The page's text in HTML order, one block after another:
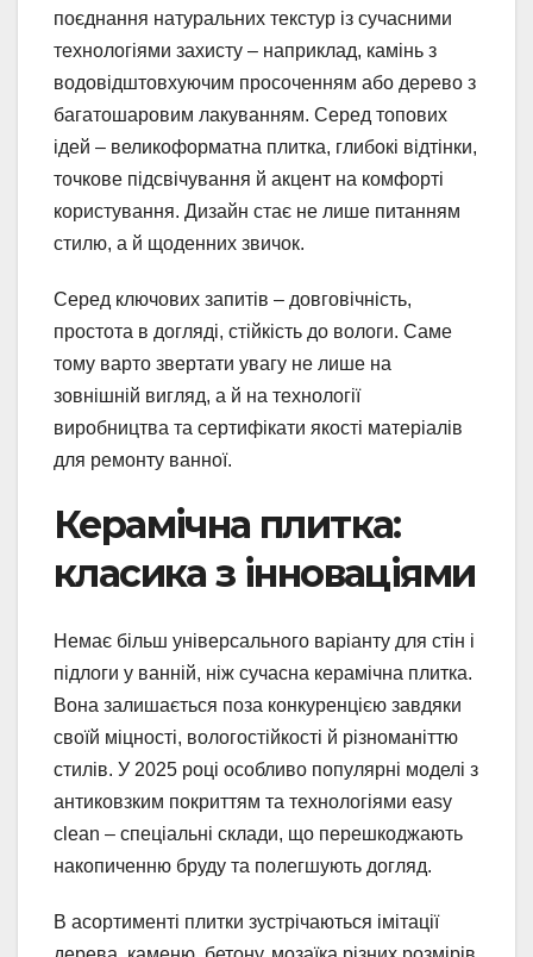
поєднання натуральних текстур із сучасними
технологіями захисту – наприклад, камінь з
водовідштовхуючим просоченням або дерево з
багатошаровим лакуванням. Серед топових
ідей – великоформатна плитка, глибокі відтінки,
точкове підсвічування й акцент на комфорті
користування. Дизайн стає не лише питанням
стилю, а й щоденних звичок.
Серед ключових запитів – довговічність,
простота в догляді, стійкість до вологи. Саме
тому варто звертати увагу не лише на
зовнішній вигляд, а й на технології
виробництва та сертифікати якості матеріалів
для ремонту ванної.
Керамічна плитка:
класика з інноваціями
Немає більш універсального варіанту для стін і
підлоги у ванній, ніж сучасна керамічна плитка.
Вона залишається поза конкуренцією завдяки
своїй міцності, вологостійкості й різноманіттю
стилів. У 2025 році особливо популярні моделі з
антиковзким покриттям та технологіями easy
clean – спеціальні склади, що перешкоджають
накопиченню бруду та полегшують догляд.
В асортименті плитки зустрічаються імітації